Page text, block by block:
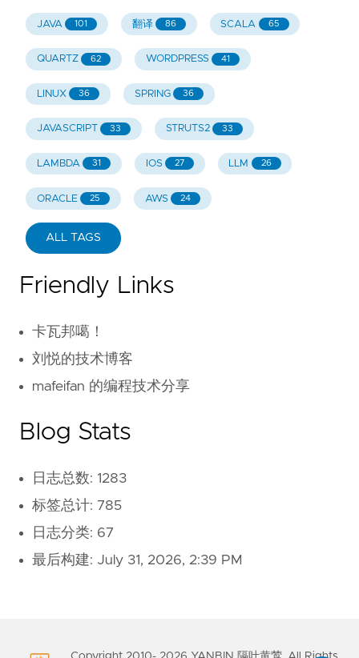
JAVA 101 翻译 86 SCALA 65
QUARTZ 62 WORDPRESS 41
LINUX 36 SPRING 36
JAVASCRIPT 33 STRUTS2 33
LAMBDA 31 IOS 27 LLM 26
ORACLE 25 AWS 24
ALL TAGS
Friendly Links
卡瓦邦噶！
刘悦的技术博客
mafeifan 的编程技术分享
Blog Stats
日志总数: 1283
标签总计: 785
日志分类: 67
最后构建: July 31, 2026, 2:39 PM